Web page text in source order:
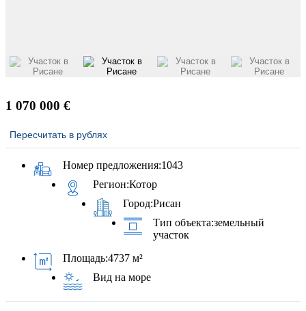
1 070 000 €
Пересчитать в рублях
Номер предложения:1043
Регион:Котор
Город:Рисан
Тип объекта:земельный
участок
Площадь:4737 м²
Вид на море